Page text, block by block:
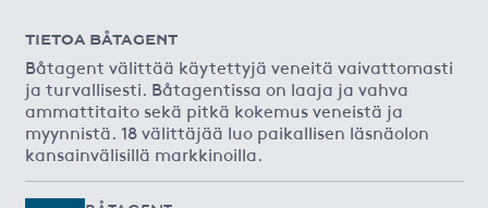
TIETOA BÅTAGENT
Båtagent välittää käytettyjä veneitä vaivattomasti
ja turvallisesti. Båtagentissa on laaja ja vahva
ammattitaito sekä pitkä kokemus veneistä ja
myynnistä. 18 välittäjää luo paikallisen läsnäolon
kansainvälisillä markkinoilla.